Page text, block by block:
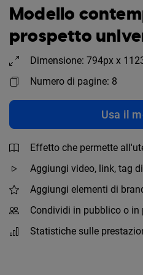
Modello
prospetto
Dimensione: 794px x
Numero di pagine: 8
Usa il
Effetto che permette
Aggiungi video, link, tag
Aggiungi elementi di
Condividi in pubblico o in
Statistiche sulle